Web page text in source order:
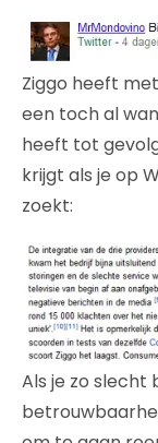
Ziggo heeft
een toch al
heeft tot
krijgt als je op
zoekt:
Als je zo